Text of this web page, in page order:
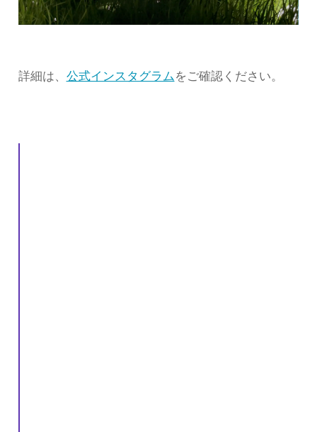
詳細は、 公式インスタグラムをご確認ください。